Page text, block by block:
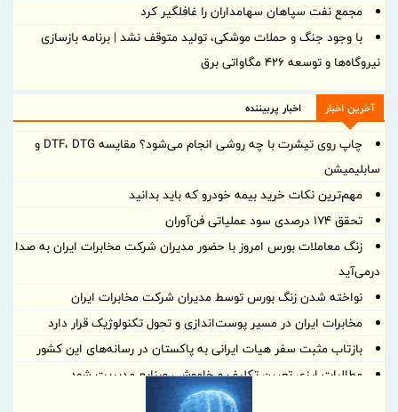
مجمع نفت سپاهان سهامداران را غافلگیر کرد
با وجود جنگ و حملات موشکی، تولید متوقف نشد | برنامه بازسازی
نیروگاه‌ها و توسعه ۴۲۶ مگاواتی برق
آخرین اخبار اخبار پربیننده
چاپ روی تیشرت با چه روشی انجام می‌شود؟ مقایسه DTF، DTG و
سابلیمیشن
مهم‌ترین نکات خرید بیمه خودرو که باید بدانید
تحقق ۱۷۴ درصدی سود عملیاتی فن‌آوران
زنگ معاملات بورس امروز با حضور مدیران شرکت مخابرات ایران به صدا
درمی‌آید
نواخته شدن زنگ بورس توسط مدیران شرکت مخابرات ایران
مخابرات ایران در مسیر پوست‌اندازی و تحول تکنولوژیک قرار دارد
بازتاب مثبت سفر هیات ایرانی به پاکستان در رسانه‌های این کشور
مطالبات ارزی تعیین تکلیف و خاموشی صنایع مدیریت شود
معاون وزیر صمت در گفت و گو با ایرنا مطرح کرد: فرونشست در ایران،